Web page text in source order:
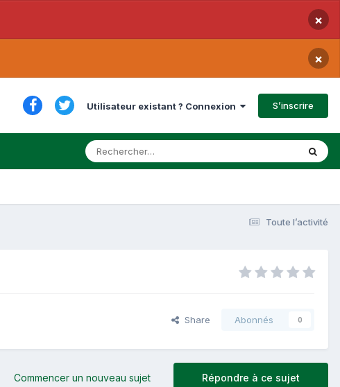
×
×
Utilisateur existant ? Connexion S’inscrire
Toute l’activité
Share Abonnés 0
Répondre à ce sujet
Commencer un nouveau sujet